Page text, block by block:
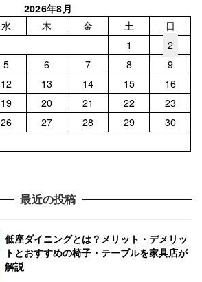
2026年8月
水 木 金 土
日
1
2
5 6 7 8
9
12 13 14 15
16
19 20 21 22
23
26 27 28 29
30
最近の投稿
低座ダイニングとは？メリット・デメリッ
トとおすすめの椅子・テーブルを家具店が
解説